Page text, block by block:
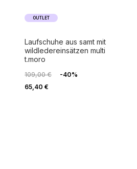
OUTLET
laufschuhe aus samt mit
wildledereinsätzen multi
t.moro
109,00 €
-40%
65,40 €